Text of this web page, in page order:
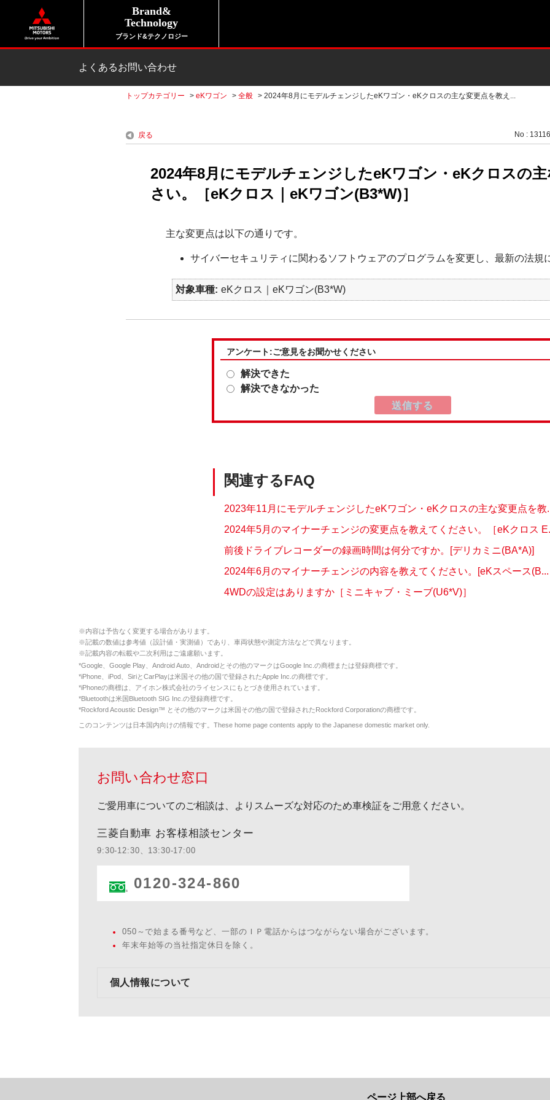
Brand&
Technology
ブランド&テクノロジー
よくあるお問い合わせ
トップカテゴリー > eKワゴン > 全般 > 2024年8月にモデルチェンジしたeKワゴン・eKクロスの主な変更点を教え...
戻る No : 13116
2024年8月にモデルチェンジしたeKワゴン・eKクロスの
さい。［eKクロス｜eKワゴン(B3*W)］
主な変更点は以下の通りです。
サイバーセキュリティに関わるソフトウェアのプログラムを変更し、最新の法規
対象車種 eKクロス｜eKワゴン(B3*W)
アンケート:ご意見をお聞かせください
解決できた
解決できなかった
関連するFAQ
2023年11月にモデルチェンジしたeKワゴン・eKクロスの主な変更点を教
2024年5月のマイナーチェンジの変更点を教えてください。［eKクロス
前後ドライブレコーダーの録画時間は何分ですか。[デリカミニ(BA*A)]
2024年6月のマイナーチェンジの内容を教えてください。[eKスペース(B...
4WDの設定はありますか［ミニキャブ・ミーブ(U6*V)］
※内容は予告なく変更する場合があります。
※記載の数値は参考値（設計値・実測値）であり、車両状態や測定方法などで異なります。
※記載内容の転載や二次利用はご遠慮願います。
*Google、Google Play、Android Auto、Androidとその他のマークはGoogle Inc.の商標または登録商標です。
*iPhone、iPod、SiriとCarPlayは米国その他の国で登録されたApple Inc.の商標です。
*iPhoneの商標は、アイホン株式会社のライセンスにもとづき使用されています。
*Bluetoothは米国Bluetooth SIG Inc.の登録商標です。
*Rockford Acoustic Design™ とその他のマークは米国その他の国で登録されたRockford Corporationの商標です。
このコンテンツは日本国内向けの情報です。These home page contents apply to the Japanese domestic market only.
お問い合わせ窓口
ご愛用車についてのご相談は、よりスムーズな対応のため車検証をご用意ください。
三菱自動車 お客様相談センター
9:30-12:30、13:30-17:00
0120-324-860
050～で始まる番号など、一部のＩＰ電話からはつながらない場合がございます。
年末年始等の当社指定休日を除く。
個人情報について
ページ上部へ戻る